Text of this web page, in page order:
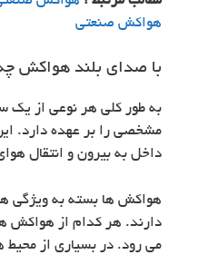
هواکش صنعتی
با صدای بلند هواکش
به طور کلی هر نوعی از
مشخصی را بر عهده دارد.
داخل به بیرون و انتقال
هواکش ها بسته به ویژگی
دارند. هر کدام از هواکش
می رود. در بسیاری از محیط